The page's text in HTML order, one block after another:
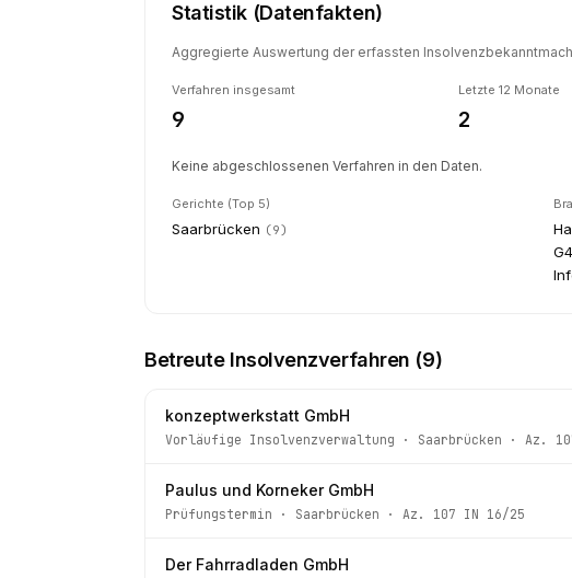
Statistik (Datenfakten)
Aggregierte Auswertung der erfassten
Verfahren insgesamt
9
Letzte 12 Monate
2
Keine abgeschlossenen Verfahren in den Daten.
Gerichte (Top 5)
Saarbrücken (9)
Betreute Insolvenzverfahren (9)
konzeptwerkstatt GmbH
Vorläufige Insolvenzverwaltung · Saarbrücken · Az.
Paulus und Korneker GmbH
Prüfungstermin · Saarbrücken · Az. 107 IN 16/25
Der Fahrradladen GmbH